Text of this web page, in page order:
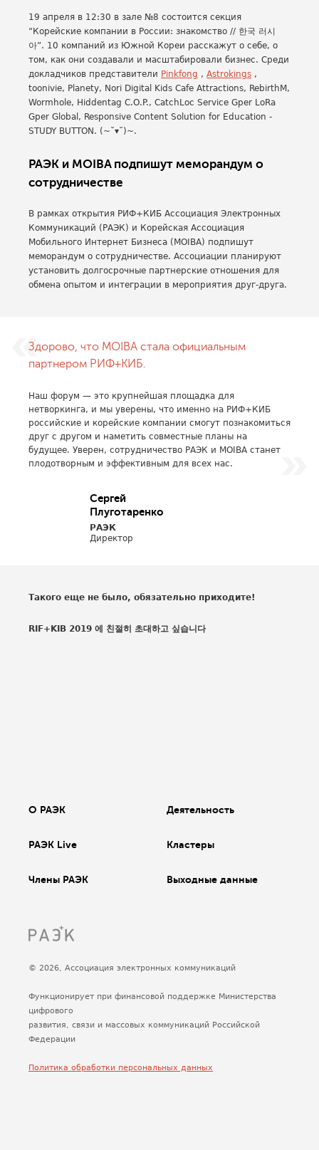
19 апреля в 12:30 в зале №8 состоится секция
“Корейские компании в России: знакомство // 한국 러시
아”. 10 компаний из Южной Кореи расскажут о себе, о
том, как они создавали и масштабировали бизнес. Среди
докладчиков представители Pinkfong , Astrokings ,
toonivie, Planety, Nori Digital Kids Cafe Attractions, RebirthM,
Wormhole, Hiddentag C.O.P., CatchLoc Service Gper LoRa
Gper Global, Responsive Content Solution for Education -
STUDY BUTTON. (~˘▾˘)~.
РАЭК и MOIBA подпишут меморандум о
сотрудничестве
В рамках открытия РИФ+КИБ Ассоциация Электронных
Коммуникаций (РАЭК) и Корейская Ассоциация
Мобильного Интернет Бизнеса (MOIBA) подпишут
меморандум о сотрудничестве. Ассоциации планируют
установить долгосрочные партнерские отношения для
обмена опытом и интеграции в мероприятия друг-друга.
Здорово, что MOIBA стала официальным
партнером РИФ+КИБ.
Наш форум — это крупнейшая площадка для
нетворкинга, и мы уверены, что именно на РИФ+КИБ
российские и корейские компании смогут познакомиться
друг с другом и наметить совместные планы на
будущее. Уверен, сотрудничество РАЭК и MOIBA станет
плодотворным и эффективным для всех нас.
Сергей
Плуготаренко
РАЭК
Директор
Такого еще не было, обязательно приходите!
RIF+KIB 2019 에 친절히 초대하고 싶습니다
О РАЭК Деятельность
РАЭК Live Кластеры
Члены РАЭК Выходные данные
© 2026, Ассоциация электронных коммуникаций
Функционирует при финансовой поддержке Министерства
цифрового
развития, связи и массовых коммуникаций Российской
Федерации
Политика обработки персональных данных